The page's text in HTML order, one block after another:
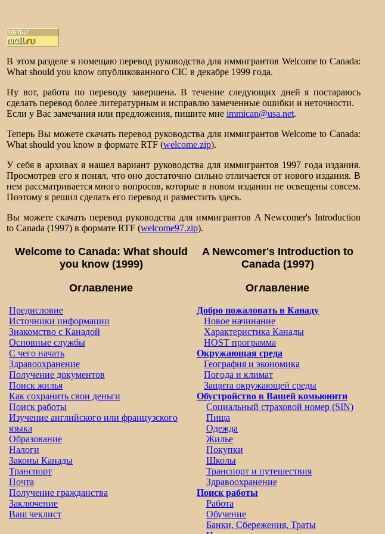
В этом разделе я помещаю перевод руководства для иммигрантов Welcome to Canada:
What should you know опубликованного CIC в декабре 1999 года.
Ну вот, работа по переводу завершена. В течение следующих дней я постараюсь
сделать перевод более литературным и исправлю замеченные ошибки и неточности.
Если у Вас замечания или предложения, пишите мне immican@usa.net.
Теперь Вы можете скачать перевод руководства для иммигрантов Welcome to Canada:
What should you know в формате RTF (welcome.zip).
У себя в архивах я нашел вариант руководства для иммигрантов 1997 года издания.
Просмотрев его я понял, что оно достаточно сильно отличается от нового издания. В
нем рассматривается много вопросов, которые в новом издании не освещены совсем.
Поэтому я решил сделать его перевод и разместить здесь.
Вы можете скачать перевод руководства для иммигрантов A Newcomer's Introduction
to Canada (1997) в формате RTF (welcome97.zip).
Welcome to Canada: What should
you know (1999)
Оглавление
Предисловие
Источники информации
Знакомство с Канадой
Основные службы
С чего начать
Здравоохранение
Получение документов
Поиск жилья
Как сохранить свои деньги
Поиск работы
Изучение английского или французского
языка
Образование
Налоги
Законы Канады
Транспорт
Почта
Получение гражданства
Заключение
Ваш чеклист
A Newcomer's Introduction to
Canada (1997)
Оглавление
Добро пожаловать в Канаду
Новое начинание
Характеристика Канады
HOST программа
Окружающая среда
География и экономика
Погода и климат
Защита окружающей среды
Обустройство в Вашей комьюнити
Социальный страховой номер (SIN)
Пища
Одежда
Жилье
Покупки
Школы
Транспорт и путешествия
Здравоохранение
Поиск работы
Работа
Обучение
Банки, Сбережения, Траты